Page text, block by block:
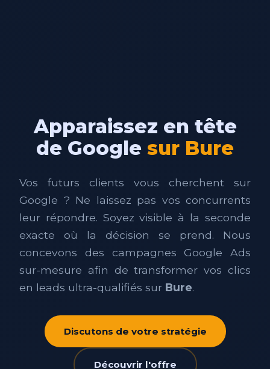
Apparaissez en tête
de Google sur Bure
Vos futurs clients vous cherchent sur
Google ? Ne laissez pas vos concurrents
leur répondre. Soyez visible à la seconde
exacte où la décision se prend. Nous
concevons des campagnes Google Ads
sur-mesure afin de transformer vos clics
en leads ultra-qualifiés sur Bure.
Discutons de votre stratégie
Découvrir l'offre